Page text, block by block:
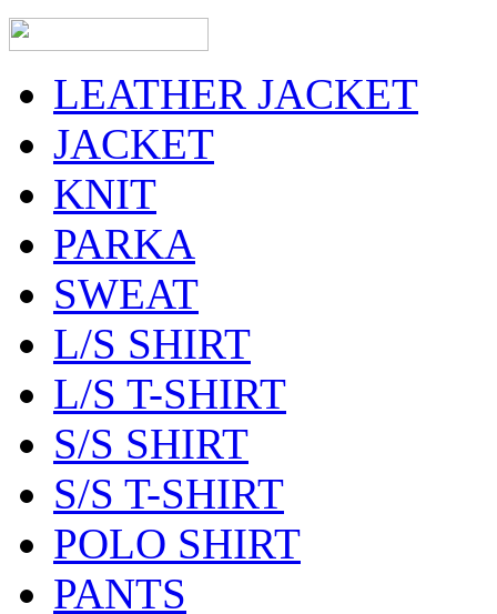
LEATHER JACKET
JACKET
KNIT
PARKA
SWEAT
L/S SHIRT
L/S T-SHIRT
S/S SHIRT
S/S T-SHIRT
POLO SHIRT
PANTS